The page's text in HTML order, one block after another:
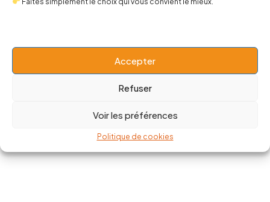
Accepter
Refuser
Voir les préférences
Politique de cookies
Tshirt Def Leppard Trunks
toute graine de Hard rockeur.euse devrait posseder.